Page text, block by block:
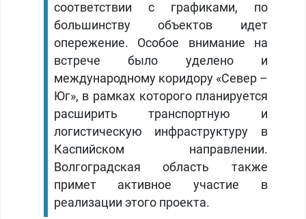
соответствии с графиками, по
большинству объектов идет
опережение. Особое внимание на
встрече было уделено и
международному коридору «Север –
Юг», в рамках которого планируется
расширить транспортную и
логистическую инфраструктуру в
Каспийском направлении.
Волгоградская область также
примет активное участие в
реализации этого проекта.